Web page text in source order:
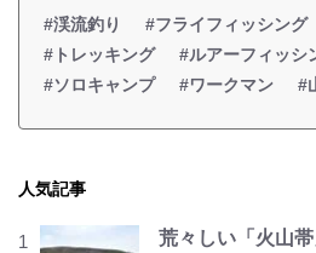
#渓流釣り #フライフィッシング
#トレッキング
#ルアーフィッシ
#ソロキャンプ
#ワークマン #
人気記事
荒々しい「火山